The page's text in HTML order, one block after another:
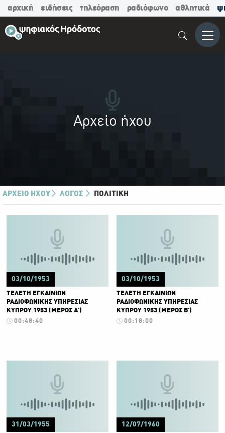
αρχική ειδήσεις τηλεόραση ραδιόφωνο αθλητικά
Μενού
Αρχείο ήχου
ΑΡΧΕΙΟ ΉΧΟΥ ΛΟΓΟΣ ΠΟΛΙΤΙΚΗ
03/10/1953
ΤΕΛΕΤΗ ΕΓΚΑΙΝΙΩΝ
ΡΑΔΙΟΦΩΝΙΚΗΣ ΥΠΗΡΕΣΙΑΣ
ΚΥΠΡΟΥ 1953 (ΜΕΡΟΣ Α')
00:48:40
03/10/1953
ΤΕΛΕΤΗ ΕΓΚΑΙΝΙΩΝ
ΡΑΔΙΟΦΩΝΙΚΗΣ ΥΠΗΡΕΣΙΑΣ
ΚΥΠΡΟΥ 1953 (ΜΕΡΟΣ Β')
00:18:00
31/03/1955 12/07/1960